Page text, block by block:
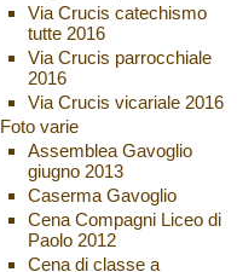
Via Crucis catechismo
tutte 2016
Via Crucis parrocchiale
2016
Via Crucis vicariale 2016
Foto varie
Assemblea Gavoglio
giugno 2013
Caserma Gavoglio
Cena Compagni Liceo di
Paolo 2012
Cena di classe a